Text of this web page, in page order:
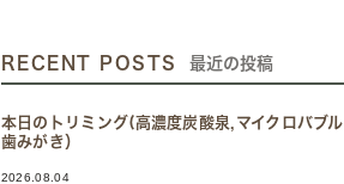
RECENT POSTS 最近の投稿
本日のトリミング(高濃度炭酸泉,マイクロバブル,
歯みがき）
2026.08.04